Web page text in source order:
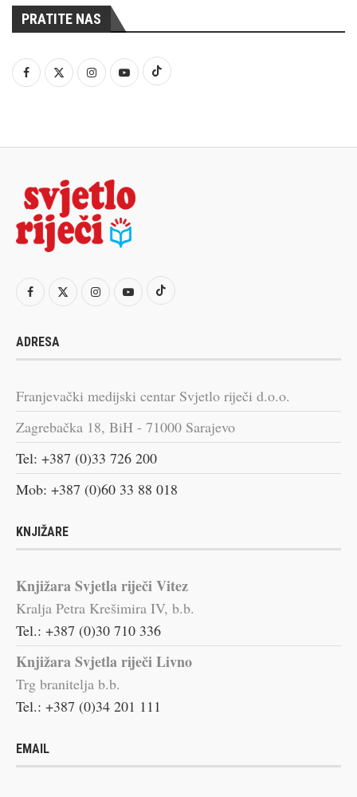
PRATITE NAS
ADRESA
Franjevački medijski centar Svjetlo riječi d.o.o.
Zagrebačka 18, BiH - 71000 Sarajevo
Tel: +387 (0)33 726 200
Mob: +387 (0)60 33 88 018
KNJIŽARE
Knjižara Svjetla riječi Vitez
Kralja Petra Krešimira IV, b.b.
Tel.: +387 (0)30 710 336
Knjižara Svjetla riječi Livno
Trg branitelja b.b.
Tel.: +387 (0)34 201 111
EMAIL